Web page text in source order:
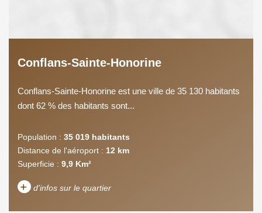
Conflans-Sainte-Honorine
Conflans-Sainte-Honorine est une ville de 35 130 habitants
dont 62 % des habitants sont...
Population : 35 019 habitants
Distance de l'aéroport : 12 km
Superficie : 9,9 Km²
+ d'infos sur le quartier